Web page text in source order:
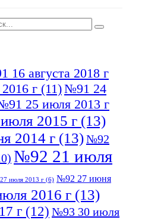
16 августа 2018 г
г (11)№91 24
25 июля 2013 г
2015 г (13)
2014 г (13)№92
№92 21 июля
июля 2013 г (6) №92 27 июня
2016 г (13)
г (12) №93 30 июля